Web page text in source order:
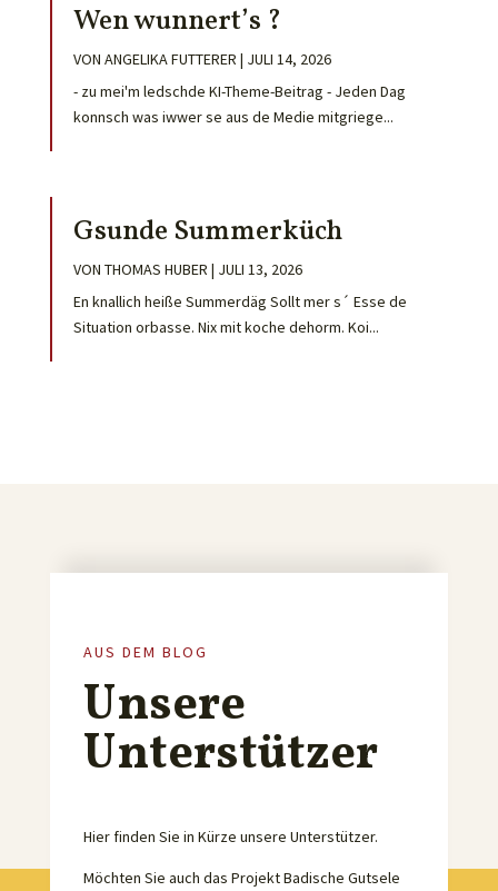
Wen wunnert’s ?
VON ANGELIKA FUTTERER | JULI 14, 2026
- zu mei'm ledschde KI-Theme-Beitrag - Jeden Dag
konnsch was iwwer se aus de Medie mitgriege...
Gsunde Summerküch
VON THOMAS HUBER | JULI 13, 2026
En knallich heiße Summerdäg Sollt mer s´ Esse de
Situation orbasse. Nix mit koche dehorm. Koi...
AUS DEM BLOG
Unsere
Unterstützer
Hier finden Sie in Kürze unsere Unterstützer.
Möchten Sie auch das Projekt Badische Gutsele